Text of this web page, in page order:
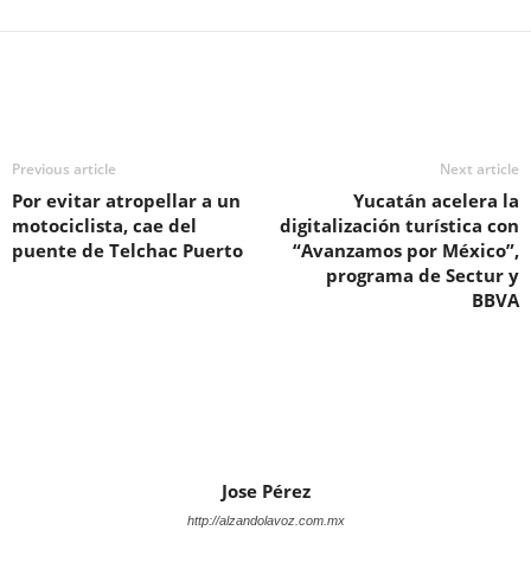
Previous article
Por evitar atropellar a un
motociclista, cae del
puente de Telchac Puerto
Next article
Yucatán acelera la
digitalización turística con
“Avanzamos por México”,
programa de Sectur y
BBVA
Jose Pérez
http://alzandolavoz.com.mx